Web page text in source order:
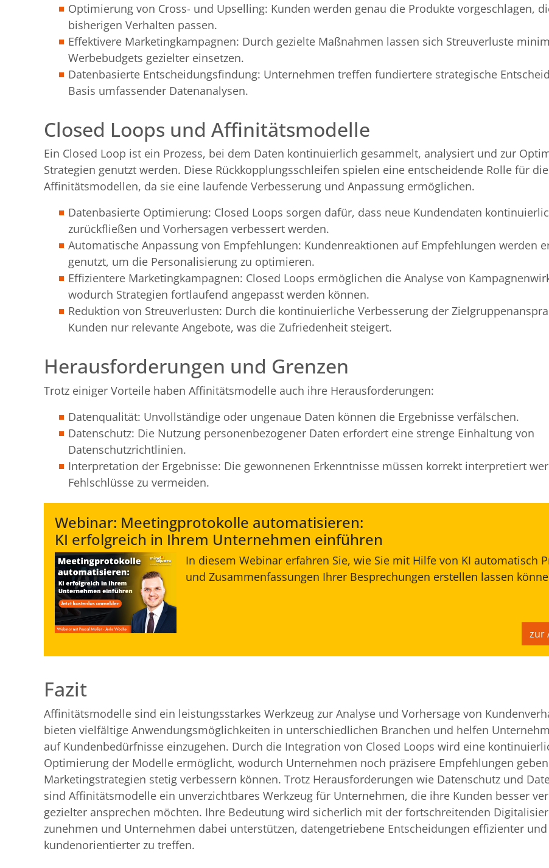
Optimierung von Cross- und Upselling: Kunden werden genau die Produkte vorgeschlagen,
bisherigen Verhalten passen.
Effektivere Marketingkampagnen: Durch gezielte Maßnahmen lassen sich Streuverluste
Werbebudgets gezielter einsetzen.
Datenbasierte Entscheidungsfindung: Unternehmen treffen fundiertere strategische
Basis umfassender Datenanalysen.
Closed Loops und Affinitätsmodelle
Ein Closed Loop ist ein Prozess, bei dem Daten kontinuierlich gesammelt, analysiert und zur
Strategien genutzt werden. Diese Rückkopplungsschleifen spielen eine entscheidende Rolle für
Affinitätsmodellen, da sie eine laufende Verbesserung und Anpassung ermöglichen.
Datenbasierte Optimierung: Closed Loops sorgen dafür, dass neue Kundendaten
zurückfließen und Vorhersagen verbessert werden.
Automatische Anpassung von Empfehlungen: Kundenreaktionen auf Empfehlungen werden
genutzt, um die Personalisierung zu optimieren.
Effizientere Marketingkampagnen: Closed Loops ermöglichen die Analyse von
wodurch Strategien fortlaufend angepasst werden können.
Reduktion von Streuverlusten: Durch die kontinuierliche Verbesserung der
Kunden nur relevante Angebote, was die Zufriedenheit steigert.
Herausforderungen und Grenzen
Trotz einiger Vorteile haben Affinitätsmodelle auch ihre Herausforderungen:
Datenqualität: Unvollständige oder ungenaue Daten können die Ergebnisse verfälschen.
Datenschutz: Die Nutzung personenbezogener Daten erfordert eine strenge Einhaltung von
Datenschutzrichtlinien.
Interpretation der Ergebnisse: Die gewonnenen Erkenntnisse müssen korrekt interpretiert
Fehlschlüsse zu vermeiden.
Webinar: Meetingprotokolle automatisieren:
KI erfolgreich in Ihrem Unternehmen einführen
In diesem Webinar erfahren Sie, wie Sie mit Hilfe von KI automatisch
und Zusammenfassungen Ihrer Besprechungen erstellen lassen
zur
Fazit
Affinitätsmodelle sind ein leistungsstarkes Werkzeug zur Analyse und Vorhersage von
bieten vielfältige Anwendungsmöglichkeiten in unterschiedlichen Branchen und helfen
auf Kundenbedürfnisse einzugehen. Durch die Integration von Closed Loops wird eine
Optimierung der Modelle ermöglicht, wodurch Unternehmen noch präzisere Empfehlungen
Marketingstrategien stetig verbessern können. Trotz Herausforderungen wie Datenschutz und
sind Affinitätsmodelle ein unverzichtbares Werkzeug für Unternehmen, die ihre Kunden besser
gezielter ansprechen möchten. Ihre Bedeutung wird sicherlich mit der fortschreitenden
zunehmen und Unternehmen dabei unterstützen, datengetriebene Entscheidungen effizienter und
kundenorientierter zu treffen.